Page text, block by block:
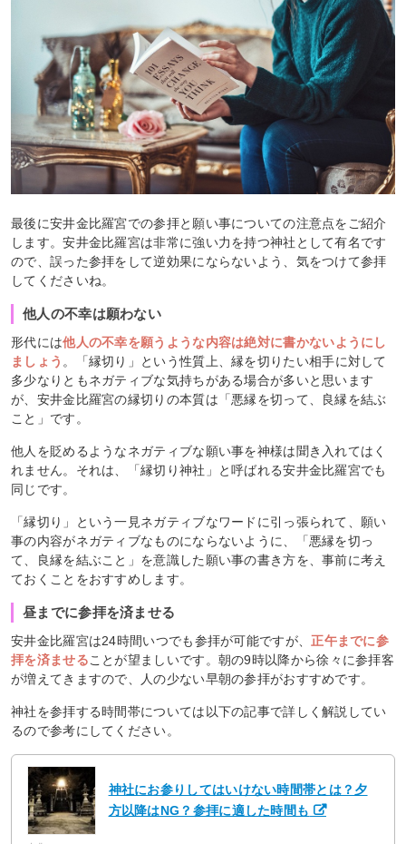
最後に安井金比羅宮での参拝と願い事についての注意点をご紹介
します。安井金比羅宮は非常に強い力を持つ神社として有名です
ので、誤った参拝をして逆効果にならないよう、気をつけて参拝
してくださいね。
他人の不幸は願わない
形代には他人の不幸を願うような内容は絶対に書かないようにし
ましょう 。「縁切り」という性質上、縁を切りたい相手に対して
多少なりともネガティブな気持ちがある場合が多いと思います
が、安井金比羅宮の縁切りの本質は「悪縁を切って、良縁を結ぶ
こと」です。
他人を貶めるようなネガティブな願い事を神様は聞き入れてはく
れません。それは、「縁切り神社」と呼ばれる安井金比羅宮でも
同じです。
「縁切り」という一見ネガティブなワードに引っ張られて、願い
事の内容がネガティブなものにならないように、「悪縁を切っ
て、良縁を結ぶこと」を意識した願い事の書き方を、事前に考え
ておくことをおすすめします。
昼までに参拝を済ませる
安井金比羅宮は24時間いつでも参拝が可能ですが、正午までに参
拝を済ませることが望ましいです。朝の9時以降から徐々に参拝客
が増えてきますので、人の少ない早朝の参拝がおすすめです。
神社を参拝する時間帯については以下の記事で詳しく解説してい
るので参考にしてください。
神社にお参りしてはいけない時間帯とは？夕
方以降はNG？参拝に適した時間も